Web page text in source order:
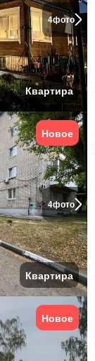
4фото
Квартира
4фото
Новое
Квартира
Новое